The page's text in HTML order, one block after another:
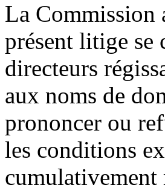
La Commission
présent litige se
directeurs
aux noms de
prononcer ou
les conditions
cumulativement